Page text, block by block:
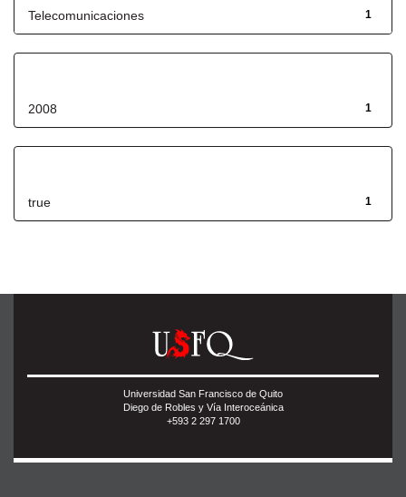
1
Telecomunicaciones
1
2008
1
true
Universidad San Francisco de Quito
Diego de Robles y Vía Interoceánica
+593 2 297 1700